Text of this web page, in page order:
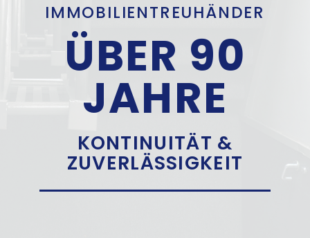
IMMOBILIEN­TREUHÄNDER
ÜBER 90
JAHRE
KONTINUITÄT &
ZUVERLÄSSIGKEIT